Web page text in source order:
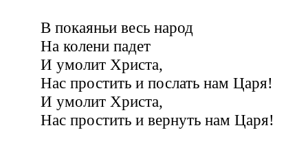
В покаяньи весь народ
На колени падет
И умолит Христа,
Нас простить и послать нам Царя!
И умолит Христа,
Нас простить и вернуть нам Царя!